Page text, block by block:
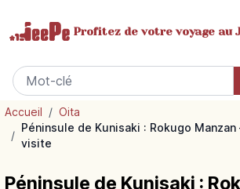
Profitez de votrevoyage au
Accueil / Oita
/
Péninsule de Kunisaki : Rokugo
visite
Péninsule de Kunisaki :